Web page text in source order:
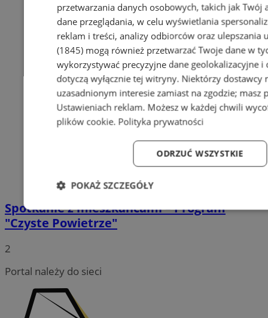
Spotkanie z mieszkańcami – Program
"Czyste Powietrze"
2
Portal należy do sieci
przetwarzania danych osobowych, takich jak
dane przeglądania, w celu wyświetlania
reklam i treści, analizy odbiorców oraz ulepszania
(1845)mogą również przetwarzać Twoje dane w
wykorzystywać precyzyjne dane geolokalizacyjne
dotyczą wyłącznie tej witryny. Niektórzy dostawcy
uzasadnionym interesie zamiast na zgodzie; masz
Ustawieniach reklam. Możesz w każdej chwili
plików cookie. Polityka prywatności
ODRZUĆ WSZYSTKIE
POKAŻ SZCZEGÓŁY
Niezbędne Wydajność Targetowanie